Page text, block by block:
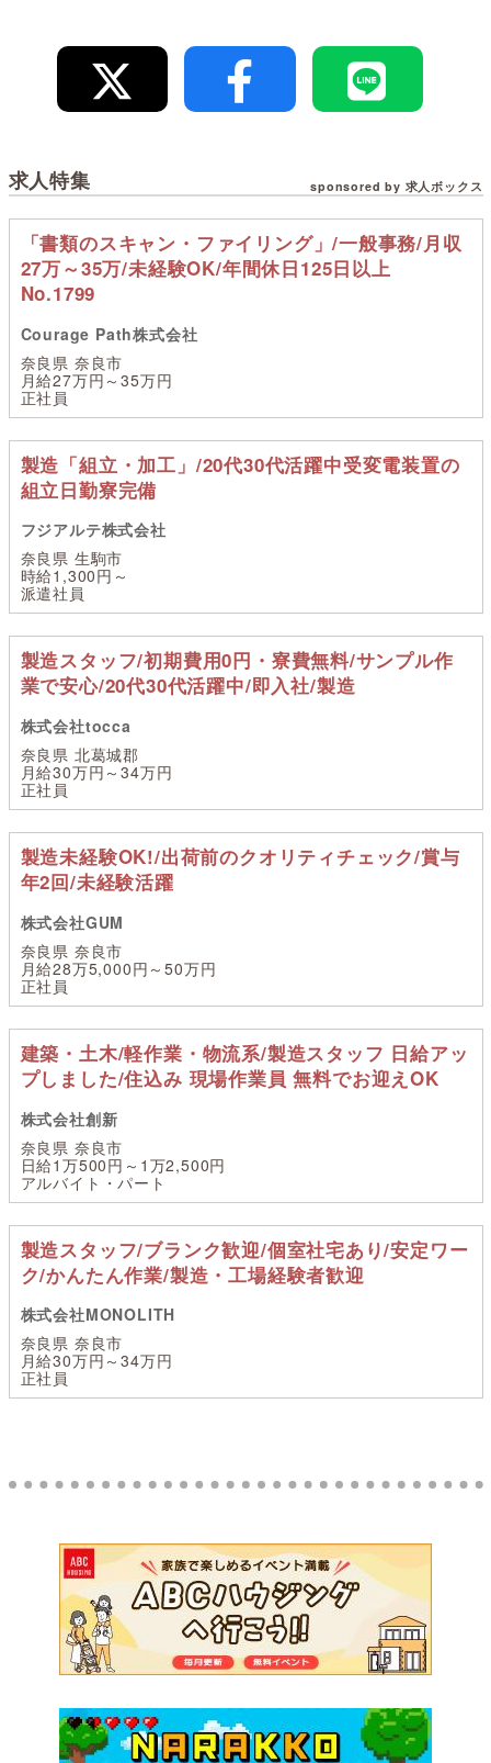
求人特集 sponsored by 求人ボックス
「書類のスキャン・ファイリング」/一般事務/月収
27万～35万/未経験OK/年間休日125日以上
No.1799
Courage Path株式会社
奈良県 奈良市
月給27万円～35万円
正社員
製造「組立・加工」/20代30代活躍中受変電装置の
組立日勤寮完備
フジアルテ株式会社
奈良県 生駒市
時給1,300円～
派遣社員
製造スタッフ/初期費用0円・寮費無料/サンプル作
業で安心/20代30代活躍中/即入社/製造
株式会社tocca
奈良県 北葛城郡
月給30万円～34万円
正社員
製造未経験OK!/出荷前のクオリティチェック/賞与
年2回/未経験活躍
株式会社GUM
奈良県 奈良市
月給28万5,000円～50万円
正社員
建築・土木/軽作業・物流系/製造スタッフ 日給アッ
プしました/住込み 現場作業員 無料でお迎えOK
株式会社創新
奈良県 奈良市
日給1万500円～1万2,500円
アルバイト・パート
製造スタッフ/ブランク歓迎/個室社宅あり/安定ワー
ク/かんたん作業/製造・工場経験者歓迎
株式会社MONOLITH
奈良県 奈良市
月給30万円～34万円
正社員